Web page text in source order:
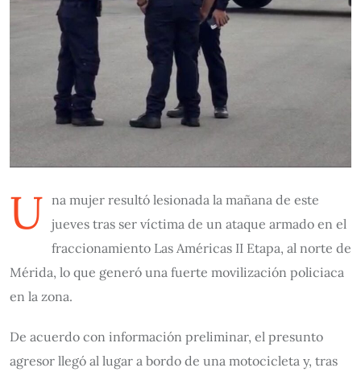
U na mujer resultó lesionada la mañana de este
jueves tras ser víctima de un ataque armado en el
fraccionamiento Las Américas II Etapa, al norte de
Mérida, lo que generó una fuerte movilización policiaca
en la zona.
De acuerdo con información preliminar, el presunto
agresor llegó al lugar a bordo de una motocicleta y, tras